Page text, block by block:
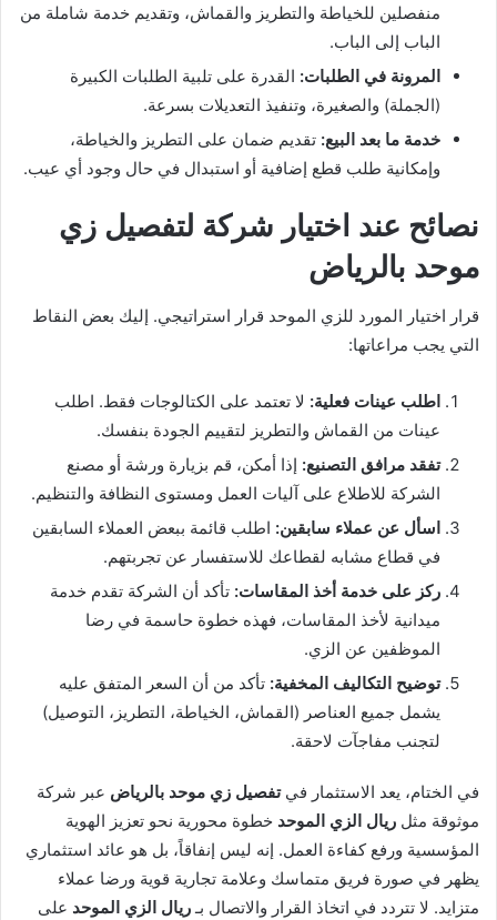
منفصلين للخياطة والتطريز والقماش، وتقديم خدمة شاملة من
الباب إلى الباب.
المرونة في الطلبات: القدرة على تلبية الطلبات الكبيرة
(الجملة) والصغيرة، وتنفيذ التعديلات بسرعة.
خدمة ما بعد البيع: تقديم ضمان على التطريز والخياطة،
وإمكانية طلب قطع إضافية أو استبدال في حال وجود أي عيب.
نصائح عند اختيار شركة لتفصيل زي
موحد بالرياض
قرار اختيار المورد للزي الموحد قرار استراتيجي. إليك بعض النقاط
التي يجب مراعاتها:
اطلب عينات فعلية: لا تعتمد على الكتالوجات فقط. اطلب
عينات من القماش والتطريز لتقييم الجودة بنفسك.
تفقد مرافق التصنيع: إذا أمكن، قم بزيارة ورشة أو مصنع
الشركة للاطلاع على آليات العمل ومستوى النظافة والتنظيم.
اسأل عن عملاء سابقين: اطلب قائمة ببعض العملاء السابقين
في قطاع مشابه لقطاعك للاستفسار عن تجربتهم.
ركز على خدمة أخذ المقاسات: تأكد أن الشركة تقدم خدمة
ميدانية لأخذ المقاسات، فهذه خطوة حاسمة في رضا
الموظفين عن الزي.
توضيح التكاليف المخفية: تأكد من أن السعر المتفق عليه
يشمل جميع العناصر (القماش، الخياطة، التطريز، التوصيل)
لتجنب مفاجآت لاحقة.
في الختام، يعد الاستثمار فيتفصيل زي موحد بالرياض عبر شركة
موثوقة مثل ريال الزي الموحد خطوة محورية نحو تعزيز الهوية
المؤسسية ورفع كفاءة العمل. إنه ليس إنفاقاً، بل هو عائد استثماري
يظهر في صورة فريق متماسك وعلامة تجارية قوية ورضا عملاء
متزايد. لا تتردد في اتخاذ القرار والاتصال بـريال الزي الموحد على